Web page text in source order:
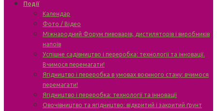
Події
Календар
Фото / Відео
Міжнародний Форум пивоварів, дистиляторів і виробників
напоїв
Успішне садівництво і переробка: технології та інновації.
Вчимося перемагати!
Ягідництво і переробка в умовах воєнного стану: вчимося
перемагати!
Ягідництво і переробка: технології та інновації
Овочівництво та ягідництво: відкритий і закритий ґрунт